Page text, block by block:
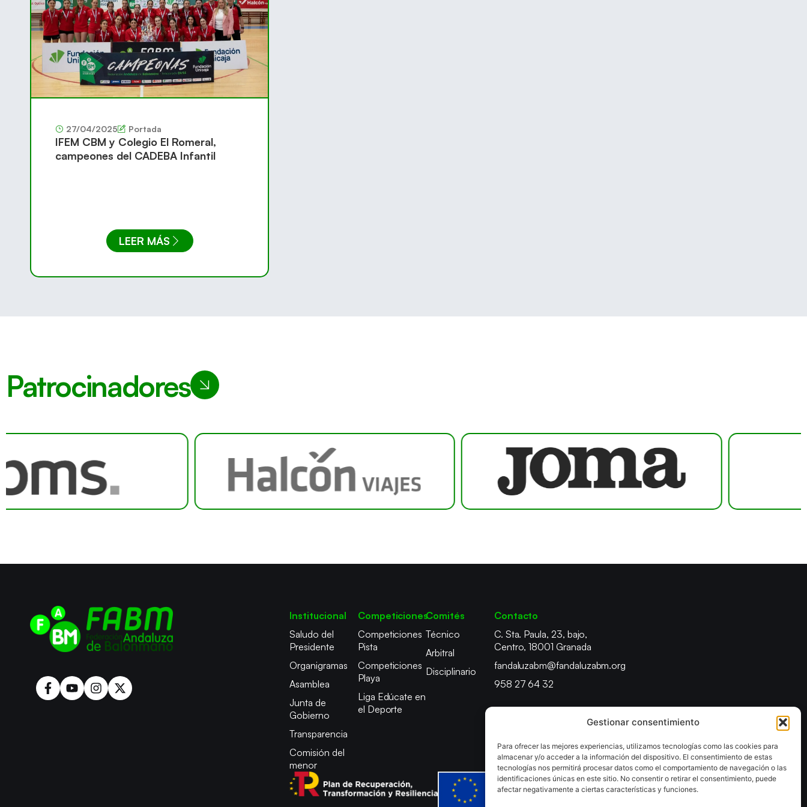
Gestionar consentimiento
Para ofrecer las mejores experiencias, utilizamos tecnologías como las cookies para
almacenar y/o acceder a la información del dispositivo. El consentimiento de estas
tecnologías nos permitirá procesar datos como el comportamiento de navegación o las
identificaciones únicas en este sitio. No consentir o retirar el consentimiento, puede
afectar negativamente a ciertas características y funciones.
27/04/2025 Portada
IFEM CBM y Colegio El Romeral,
campeones del CADEBA Infantil
LEER MÁS
Patrocinadores
Institucional
Saludo del
Presidente
Organigramas
Asamblea
Junta de
Gobierno
Transparencia
Comisión del
menor
Competiciones
Competiciones
Pista
Competiciones
Playa
Liga Edúcate en
el Deporte
Comités
Técnico
Arbitral
Disciplinario
Contacto
C. Sta. Paula, 23, bajo,
Centro, 18001 Granada
fandaluzabm@fandaluzabm.org
958 27 64 32